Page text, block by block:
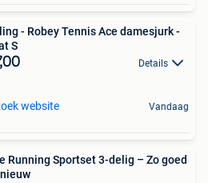
- Robey Tennis Ace damesjurk -
S
Details
website Vandaag
Running Sportset 3-delig – Zo goed